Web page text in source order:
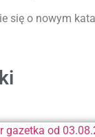
się o nowym